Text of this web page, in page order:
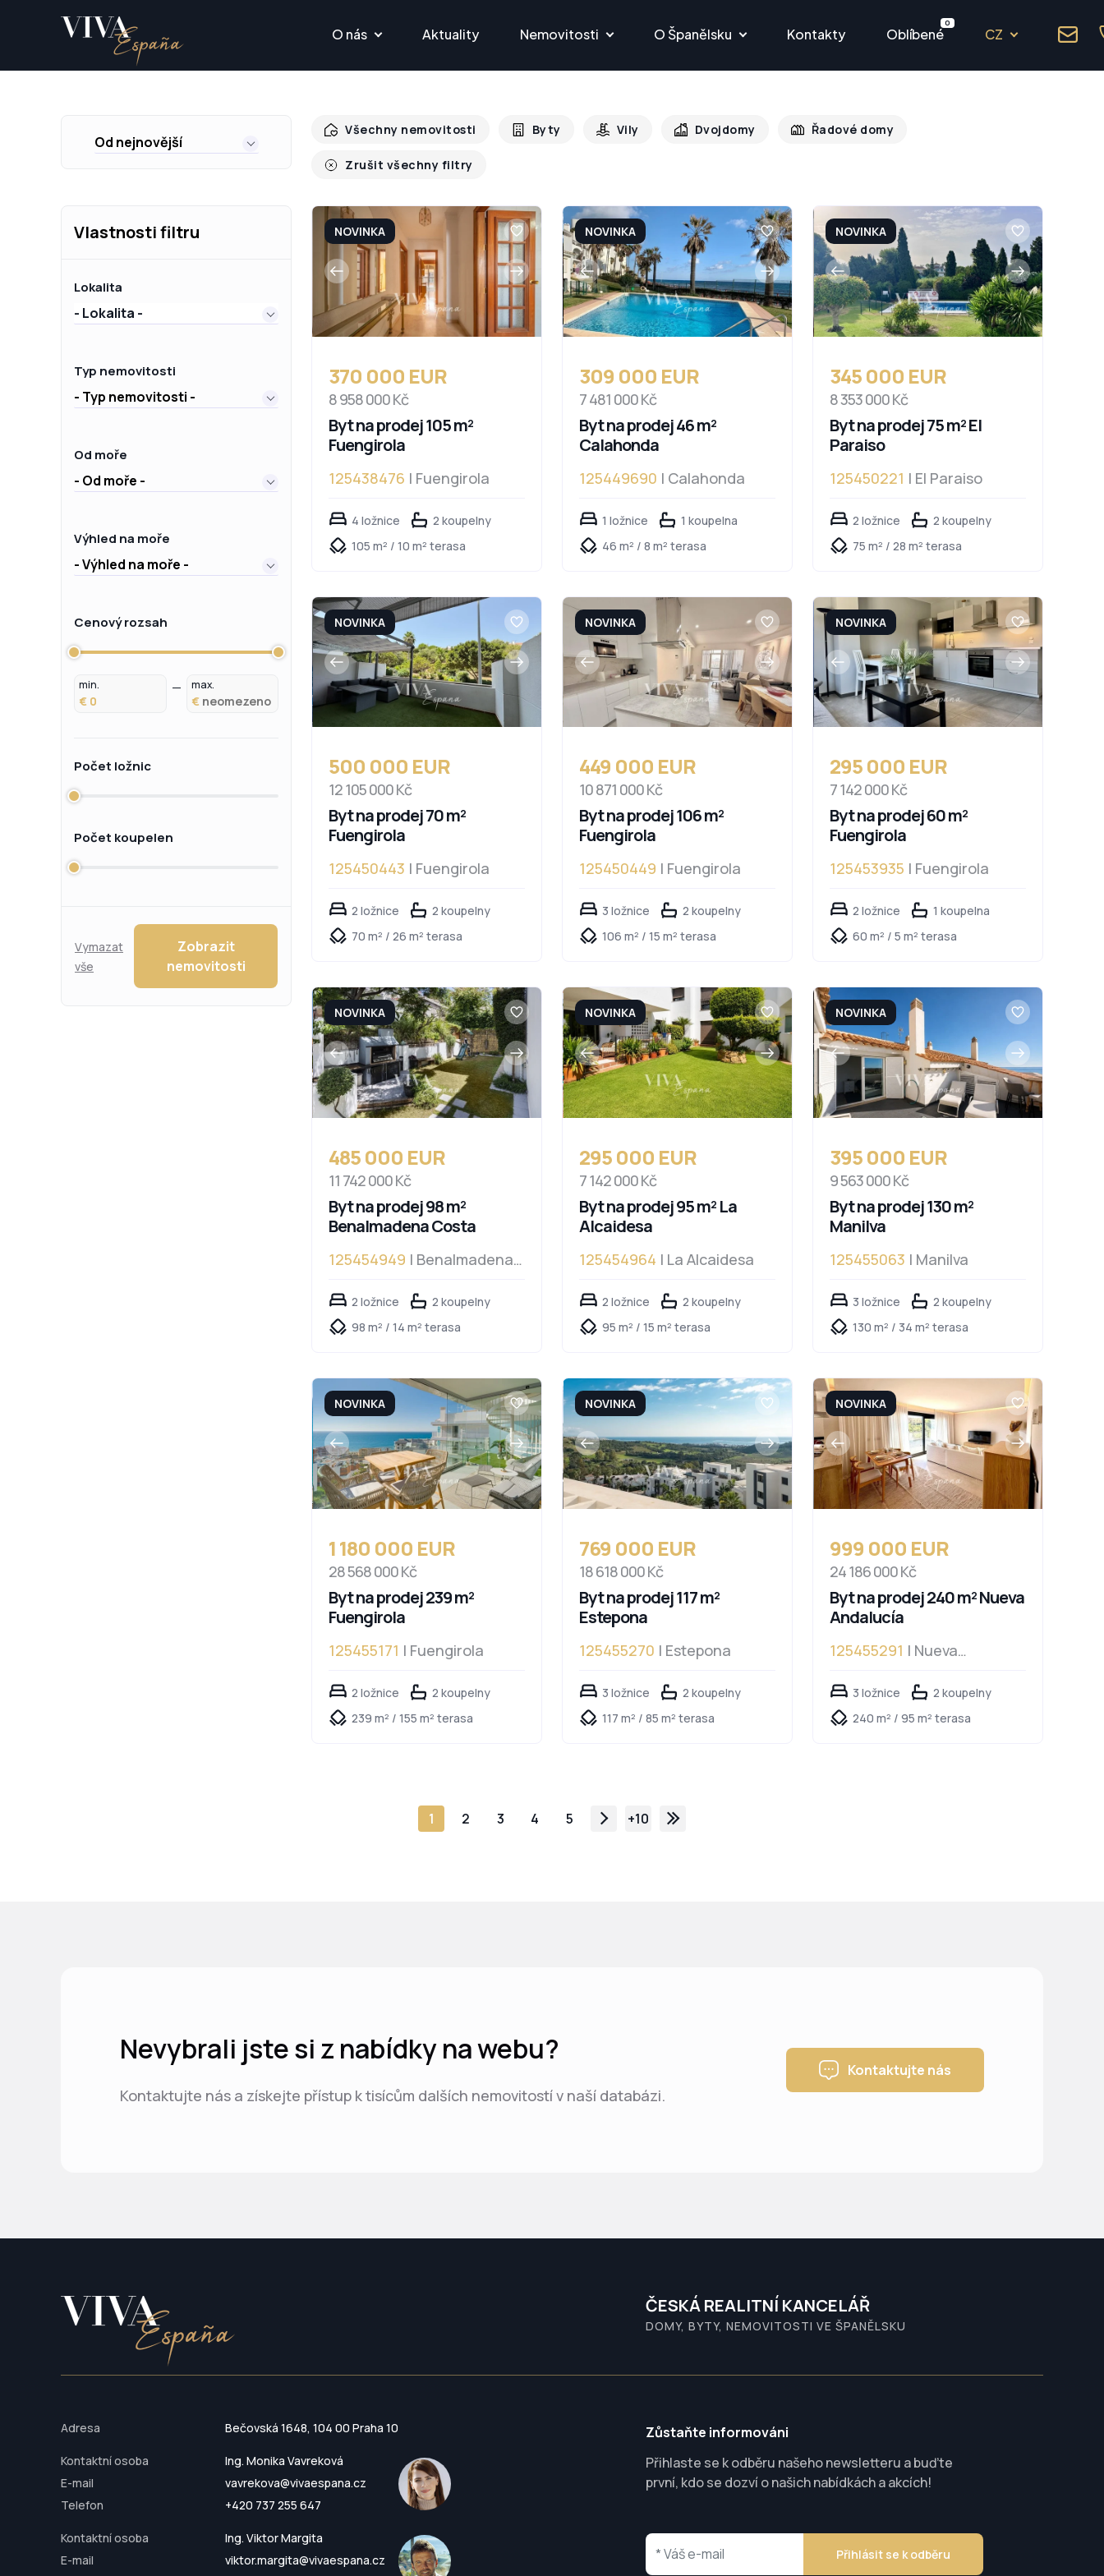
O nás Aktuality Nemovitosti O Španělsku Kontakty Oblíbené
0
CZ
Od nejnovější
Všechny nemovitosti Byty Vily Dvojdomy Řadové domy
Zrušit všechny filtry
Vlastnosti filtru
Lokalita
- Lokalita -
Typ nemovitosti
- Typ nemovitosti -
Od moře
- Od moře -
Výhled na moře
- Výhled na moře -
Cenový rozsah
min.
€
max.
€
Počet ložnic
Počet koupelen
Vymazat
vše
Zobrazit
nemovitosti
NOVINKA
370 000 EUR
8 958 000 Kč
Byt na prodej 105 m²
Fuengirola
125438476 | Fuengirola
4 ložnice
2 koupelny
105 m² / 10 m² terasa
NOVINKA
309 000 EUR
7 481 000 Kč
Byt na prodej 46 m²
Calahonda
125449690 | Calahonda
1 ložnice
1 koupelna
46 m² / 8 m² terasa
NOVINKA
345 000 EUR
8 353 000 Kč
Byt na prodej 75 m² El
Paraiso
125450221 | El Paraiso
2 ložnice
2 koupelny
75 m² / 28 m² terasa
NOVINKA
500 000 EUR
12 105 000 Kč
Byt na prodej 70 m²
Fuengirola
125450443 | Fuengirola
2 ložnice
2 koupelny
70 m² / 26 m² terasa
NOVINKA
449 000 EUR
10 871 000 Kč
Byt na prodej 106 m²
Fuengirola
125450449 | Fuengirola
3 ložnice
2 koupelny
106 m² / 15 m² terasa
NOVINKA
295 000 EUR
7 142 000 Kč
Byt na prodej 60 m²
Fuengirola
125453935 | Fuengirola
2 ložnice
1 koupelna
60 m² / 5 m² terasa
NOVINKA
485 000 EUR
11 742 000 Kč
Byt na prodej 98 m²
Benalmadena Costa
125454949 | Benalmadena
2 ložnice
2 koupelny
98 m² / 14 m² terasa
NOVINKA
295 000 EUR
7 142 000 Kč
Byt na prodej 95 m² La
Alcaidesa
125454964 | La Alcaidesa
2 ložnice
2 koupelny
95 m² / 15 m² terasa
NOVINKA
395 000 EUR
9 563 000 Kč
Byt na prodej 130 m²
Manilva
125455063 | Manilva
3 ložnice
2 koupelny
130 m² / 34 m² terasa
NOVINKA
1 180 000 EUR
28 568 000 Kč
Byt na prodej 239 m²
Fuengirola
125455171 | Fuengirola
2 ložnice
2 koupelny
239 m² / 155 m² terasa
NOVINKA
769 000 EUR
18 618 000 Kč
Byt na prodej 117 m²
Estepona
125455270 | Estepona
3 ložnice
2 koupelny
117 m² / 85 m² terasa
NOVINKA
999 000 EUR
24 186 000 Kč
Byt na prodej 240 m² Nueva
Andalucía
125455291 | Nueva
3 ložnice
2 koupelny
240 m² / 95 m² terasa
1 2 3 4 5 +10
Nevybrali jste si z nabídky na webu?
Kontaktujte nás a získejte přístup k tisícům dalších nemovitostí v naší databázi.
Kontaktujte nás
ČESKÁ REALITNÍ KANCELÁŘ
DOMY, BYTY, NEMOVITOSTI VE ŠPANĚLSKU
Adresa Bečovská 1648, 104 00 Praha 10
Kontaktní osoba
Ing. Monika Vavreková
E-mail
vavrekova@vivaespana.cz
Telefon
+420 737 255 647
Kontaktní osoba
Ing. Viktor Margita
E-mail
viktor.margita@vivaespana.cz
Zůstaňte informováni
Přihlaste se k odběru našeho newsletteru a buďte
první, kdo se dozví o našich nabídkách a akcích!
Přihlásit se k odběru